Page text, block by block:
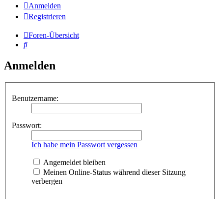
Anmelden
Registrieren
Foren-Übersicht
Suche
Anmelden
Benutzername:
Passwort:
Ich habe mein Passwort vergessen
Angemeldet bleiben
Meinen Online-Status während dieser Sitzung
verbergen